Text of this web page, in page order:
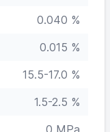
0.040 %
0.015 %
15.5-17.0 %
1.5-2.5 %
0 MPa